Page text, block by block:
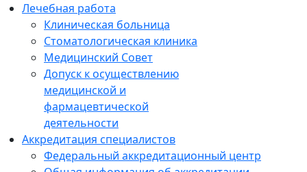
Лечебная работа
Клиническая больница
Стоматологическая клиника
Медицинский Совет
Допуск к осуществлению
медицинской и
фармацевтической
деятельности
Аккредитация специалистов
Федеральный аккредитационный центр